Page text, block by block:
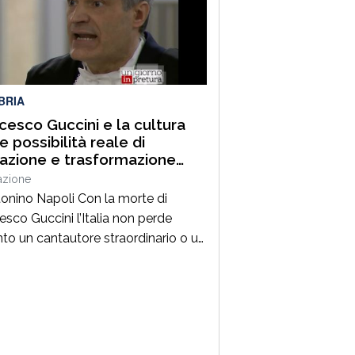
tra i più autorevoli protagonisti del
culturale e istituzionale
Nella splendida cornice di Piazza
Guccini e la cultura
possibilità reale di
e trasformazione
Napoli Con la morte di
Guccini l’Italia non perde
un cantautore straordinario o un